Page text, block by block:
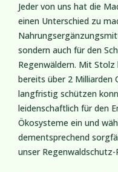
Jeder von uns hat die
einen Unterschied zu
sondern auch für den
Regenwäldern. Mit
bereits über 2 Milliarden
langfristig schützen
leidenschaftlich für den
Ökosysteme ein und
dementsprechend
unser